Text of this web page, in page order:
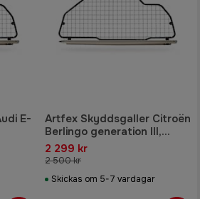
E-
Artfex Skyddsgaller Citroën
Berlingo generation III,
PEUGEOT Rifter, TOYOTA
Proace City 2020-
2 299 kr
2 500 kr
Skickas om 5-7 vardagar